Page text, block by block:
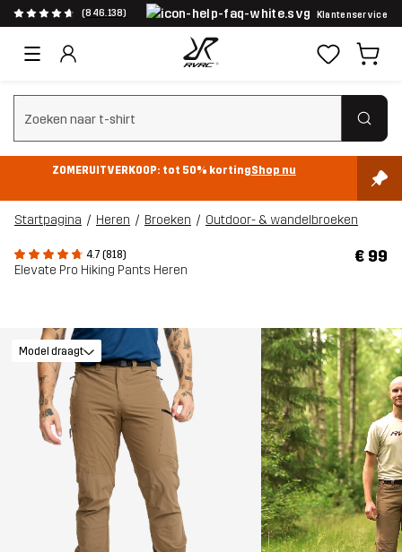
(846.138) Klantenservice
Zoeken wissen
ZOMERUITVERKOOP: tot 50% kortingShop nu
Startpagina Heren Broeken Outdoor- & wandelbroeken
4.7 (818)
Elevate Pro Hiking Pants Heren
€ 99
Model draagt